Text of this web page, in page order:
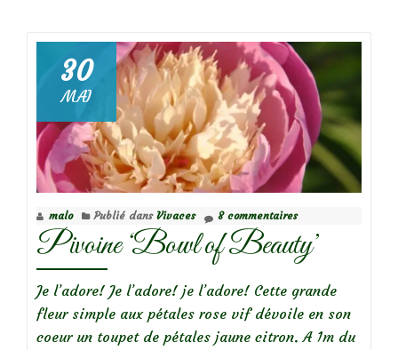
massif
de
‘Théo’
30
MAI
malo Publié dans Vivaces 8 commentaires
Pivoine ‘Bowl of Beauty’
Je l’adore! Je l’adore! je l’adore! Cette grande
fleur simple aux pétales rose vif dévoile en son
coeur un toupet de pétales jaune citron. A 1m du